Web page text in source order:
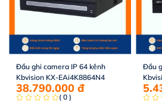
Đầu ghi camera IP 64 kênh
Kbvision KX-EAi4K8864N4
38.790.000 đ
( 0 )
Đầu